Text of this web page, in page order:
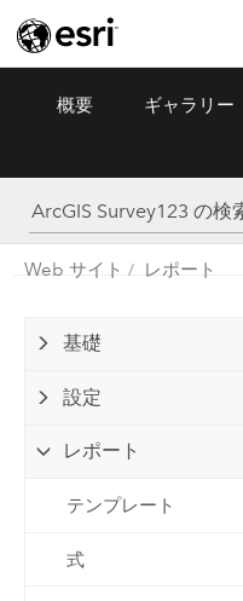
ArcGIS Survey123
概要 ギャラリー
Web サイト レポート
基礎
設定
レポート
テンプレート
式